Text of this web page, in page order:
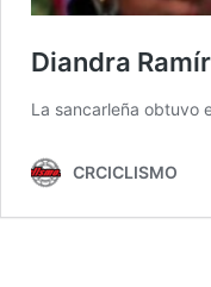
Diandra
La sancarleña obtuvo
CRCICLISMO